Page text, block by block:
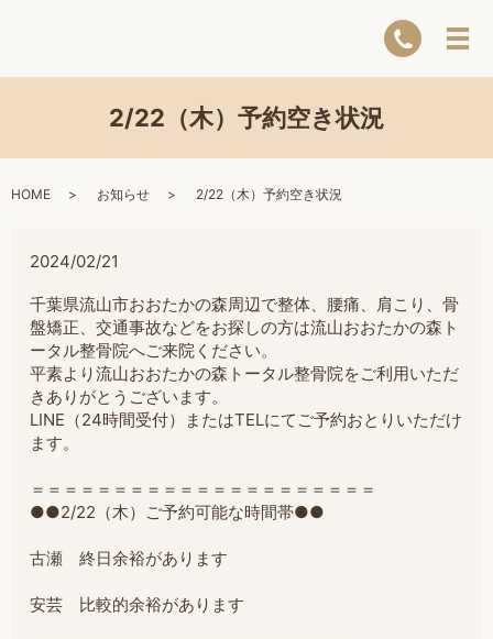
2/22（木）予約空き状況
HOME お知らせ 2/22（木）予約空き状況
2024/02/21
千葉県流山市おおたかの森周辺で整体、腰痛、肩こり、骨
盤矯正、交通事故などをお探しの方は流山おおたかの森ト
ータル整骨院へご来院ください。
平素より流山おおたかの森トータル整骨院をご利用いただ
きありがとうございます。
LINE（24時間受付）またはTELにてご予約おとりいただけ
ます。
＝＝＝＝＝＝＝＝＝＝＝＝＝＝＝＝＝＝＝＝＝
●●2/22（木）ご予約可能な時間帯●●
古瀬 終日余裕があります
安芸 比較的余裕があります